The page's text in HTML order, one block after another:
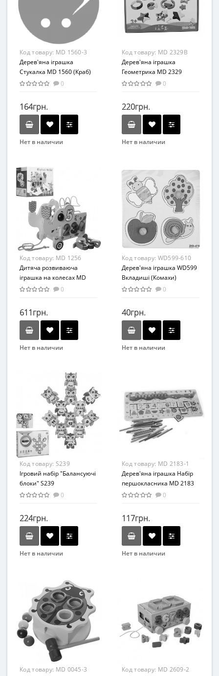
Материал
Комбинированный
От 3 лет
Материал
Дерево
Код товару: MD 1560-3
Дерев'яна іграшка
Стукалка MD 1560 (Краб)
0
164грн.
Нет в наличии
Вид
Развивающая игрушка
Возраст
От 3-х лет
Возрастная группа
От 3 лет
Материал
Дерево
Код товару: MD 2329B
Дерев'яна іграшка
Геометрика MD 2329
(2329B)
0
220грн.
Нет в наличии
Вид
Развивающая игрушка
Возраст
от 3 лет
Материал
Комбинированный
Код товару: MD 1256
Дитяча розвиваюча
іграшка на колесах MD
1256 дерев'яна
0
611грн.
Нет в наличии
От 3-х лет
Возрастная группа
От 3 лет
Материал
Дерево
Код товару: WD599-610
Дерев'яна іграшка WD599
Вкладиші (Комахи)
0
40грн.
Нет в наличии
Развивающая игрушка
Возраст
От 3-х лет
Материал
Дерево
Код товару: S239
Ігровий набір "Балансуючі
блоки" S239
0
224грн.
Нет в наличии
от 3 лет
Код товару: MD 2183-1
Дерев'яна іграшка Набір
першокласника MD 2183
(Лічильні палички MD
0
117грн.
Нет в наличии
От 3-х лет
Материал
Дерево
Код товару: MD 0045-3
Код товару: MD 2609-2